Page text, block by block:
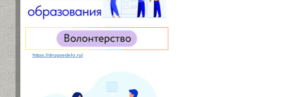
https://drugoedelo.ru/